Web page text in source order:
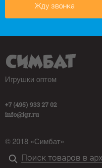
Жду звонка
Игрушки оптом
+7 (495) 933 27 02
info@igr.ru
© 2018 «Симбат»